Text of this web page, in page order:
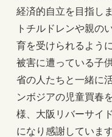
経済的自立を目指し
トチルドレンや親の
育を受けられるよう
被害に遭っている子
省の人たちと一緒に
ンボジアの児童買春
様、大阪リバーサイ
になり感謝していま